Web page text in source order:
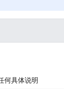
何具体说明